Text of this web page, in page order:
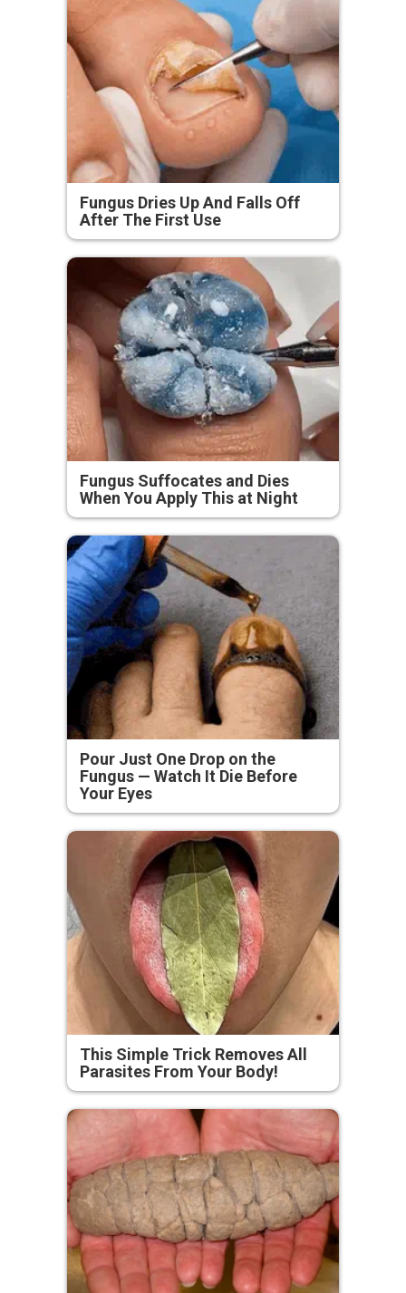
Fungus Dries Up And Falls Off
After The First Use
Fungus Suffocates and Dies
When You Apply This at Night
Pour Just One Drop on the
Fungus — Watch It Die Before
Your Eyes
This Simple Trick Removes All
Parasites From Your Body!